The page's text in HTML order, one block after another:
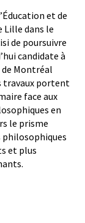
et de
Lille dans le
de poursuivre
candidate à
Montréal
travaux portent
face aux
en
le prisme
philosophiques
et plus